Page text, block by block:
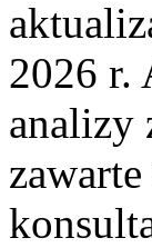
2026 r.
analizy